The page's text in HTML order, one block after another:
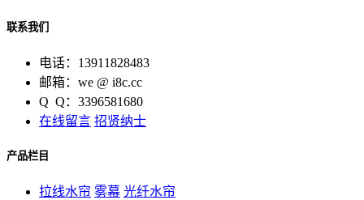
联系我们
电话：13911828483
邮箱：we @ i8c.cc
Q Q：3396581680
在线留言 招贤纳士
产品栏目
拉线水帘 雾幕 光纤水帘